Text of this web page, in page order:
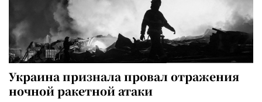
Украина признала провал отражения
ночной ракетной атаки